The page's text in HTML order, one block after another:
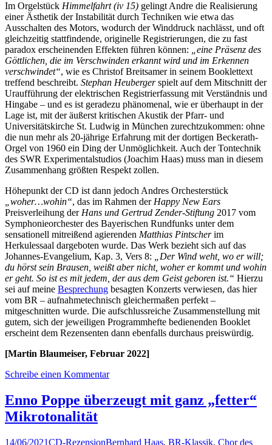
Im Orgelstück Himmelfahrt (iv 15) gelingt Andre die Realisierung
einer Ästhetik der Instabilität durch Techniken wie etwa das
Ausschalten des Motors, wodurch der Winddruck nachlässt, und oft
gleichzeitig stattfindende, originelle Registrierungen, die zu fast
paradox erscheinenden Effekten führen können:
„eine Präsenz des
Göttlichen, die im Verschwinden erkannt wird und im Erkennen
verschwindet“, wie es Christof Breitsamer in seinem Booklettext
treffend beschreibt. Stephan Heubergerspielt auf dem Mitschnitt der
Uraufführung der elektrischen Registrierfassung mit Verständnis und
Hingabe – und es ist geradezu phänomenal, wie er überhaupt in der
Lage ist, mit der äußerst kritischen Akustik der Pfarr- und
Universitätskirche St. Ludwig in München zurechtzukommen: ohne
die nun mehr als 20-jährige Erfahrung mit der dortigen Beckerath-
Orgel von 1960 ein Ding der Unmöglichkeit. Auch der Tontechnik
des SWR Experimentalstudios (Joachim Haas) muss man in diesem
Zusammenhang größten Respekt zollen.
Höhepunkt der CD ist dann jedoch Andres Orchesterstück
„woher…wohin“, das im Rahmen der Happy New Ears
Preisverleihung der Hans und Gertrud Zender-Stiftung 2017 vom
Symphonieorchester des Bayerischen Rundfunks unter dem
sensationell mitreißend agierenden Matthias Pintscherim
Herkulessaal dargeboten wurde. Das Werk bezieht sich auf das
Johannes-Evangelium, Kap. 3, Vers 8:
„Der Wind weht, wo er will;
du hörst sein Brausen, weißt aber nicht, woher er kommt und wohin
er geht. So ist es mit jedem, der aus dem Geist geboren ist.“ Hierzu
sei auf meine Besprechung besagten Konzerts verwiesen, das hier
vom BR – aufnahmetechnisch gleichermaßen perfekt –
mitgeschnitten wurde. Die aufschlussreiche Zusammenstellung mit
gutem, sich der jeweiligen Programmhefte bedienenden Booklet
erscheint dem Rezensenten dann ebenfalls durchaus preiswürdig.
[Martin Blaumeiser, Februar 2022]
Schreibe einen Kommentar
Enno Poppe überzeugt mit ganz „fetter“
Mikrotonalität
14/06/2021CD-RezensionBernhard Haas, BR-Klassik, Chor des